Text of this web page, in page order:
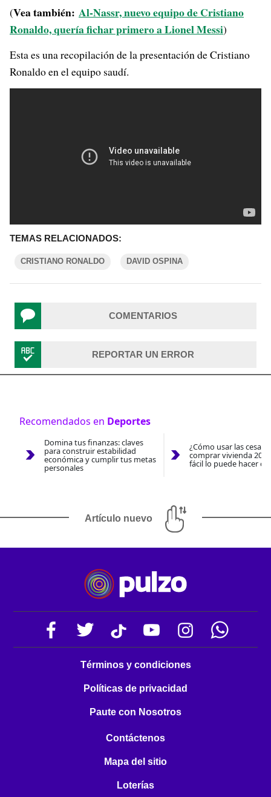
(Vea también: Al-Nassr, nuevo equipo de Cristiano
Ronaldo, quería fichar primero a Lionel Messi)
Esta es una recopilación de la presentación de Cristiano
Ronaldo en el equipo saudí.
TEMAS RELACIONADOS:
CRISTIANO RONALDO DAVID OSPINA
COMENTARIOS
REPORTAR UN ERROR
Recomendados en Deportes
Domina tus finanzas: claves
para construir estabilidad
económica y cumplir tus metas
personales
¿Cómo usar las
comprar vivienda
fácil lo puede hacer
Artículo nuevo
Términos y condiciones
Políticas de privacidad
Paute con Nosotros
Contáctenos
Mapa del sitio
Loterías